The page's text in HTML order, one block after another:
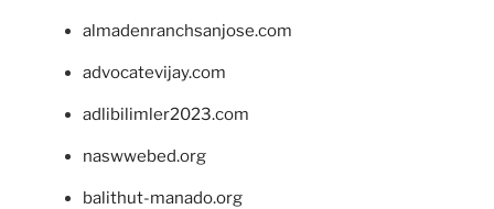
almadenranchsanjose.com
advocatevijay.com
adlibilimler2023.com
naswwebed.org
balithut-manado.org